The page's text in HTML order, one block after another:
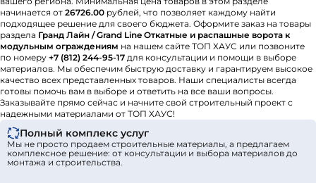
начинается от 26726.00 рублей, что позволяет каждому найти
подходящее решение для своего бюджета. Оформите заказ на товары
раздела Гранд Лайн / Grand Line Откатные и распашные ворота к
модульным ограждениям на нашем сайте ТОП ХАУС или позвоните
по номеру +7 (812) 244-95-17 для консультации и помощи в выборе
материалов. Мы обеспечим быструю доставку и гарантируем высокое
качество всех представленных товаров. Наши специалисты всегда
готовы помочь вам в выборе и ответить на все ваши вопросы.
Заказывайте прямо сейчас и начните свой строительный проект с
надежными материалами от ТОП ХАУС!
Полный комплекс услуг
Мы не просто продаем строительные материалы, а предлагаем
комплексное решение: от консультации и выбора материалов до
монтажа и строительства.